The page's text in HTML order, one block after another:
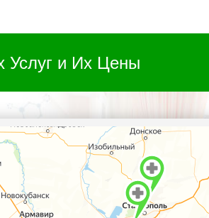
Услуг и Их Цены